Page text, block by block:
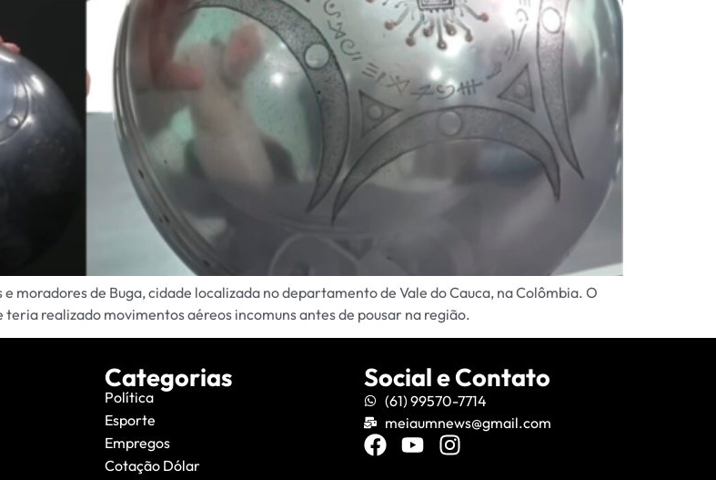
moradores de Buga, cidade localizada no departamento de Vale do Cauca, na Colômbia. O
realizado movimentos aéreos incomuns antes de pousar na região.
Categorias
Política
Esporte
Empregos
Cotação Dólar
Social e Contato
(61) 99570-7714
meiaumnews@gmail.com